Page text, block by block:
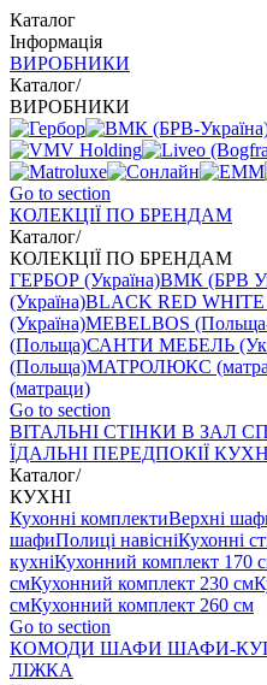
Каталог
Інформація
ВИРОБНИКИ
Каталог/
ВИРОБНИКИ
Go to section
КОЛЕКЦІЇ ПО БРЕНДАМ
Каталог/
КОЛЕКЦІЇ ПО БРЕНДАМ
ГЕРБОР (Україна)ВМК (БРВ
(Україна)BLACK RED
(Україна)MEBELBOS
(Польща)САНТИ МЕБЕЛЬ
(Польща)МАТРОЛЮКС
(матраци)
Go to section
ВIТАЛЬНI СТІНКИ В ЗАЛ
ЇДАЛЬНI ПЕРЕДПОКІЇ
Каталог/
КУХНІ
Кухонні комплектиВерхні
шафиПолиці навісніКухонні
кухніКухонний комплект 170
смКухонний комплект 230 см
смКухонний комплект 260 см
Go to section
КОМОДИ ШАФИ ШАФИ-
ЛІЖКА